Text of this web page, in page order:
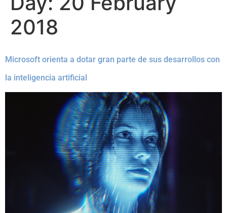
2018
Microsoft orienta a dotar gran parte de sus desarrollos con
la inteligencia artificial